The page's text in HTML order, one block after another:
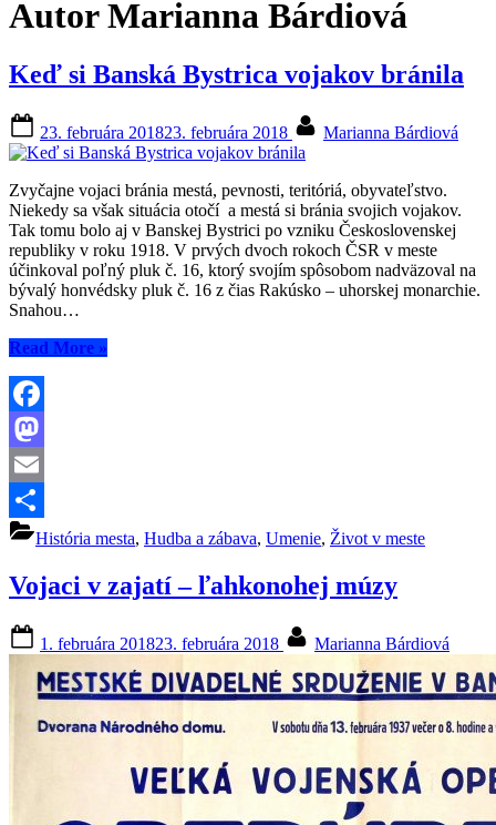
AutorMarianna Bárdiová
Keď si Banská Bystrica vojakov bránila
on
23. februára 201823. februára 2018 Marianna Bárdiová
Zvyčajne vojaci bránia mestá, pevnosti, teritóriá, obyvateľstvo.
Niekedy sa však situácia otočí a mestá si bránia svojich vojakov.
Tak tomu bolo aj v Banskej Bystrici po vzniku Československej
republiky v roku 1918. V prvých dvoch rokoch ČSR v meste
účinkoval poľný pluk č. 16, ktorý svojím spôsobom nadväzoval na
bývalý honvédsky pluk č. 16 z čias Rakúsko – uhorskej monarchie.
Snahou…
Read More“Keď
»
Facebook
Mastodon
Email
ShareHistória mesta, Hudba a zábava, Umenie, Život v meste
Vojaci v zajatí – ľahkonohej múzy
on
1. februára 201823. februára 2018 Marianna Bárdiová